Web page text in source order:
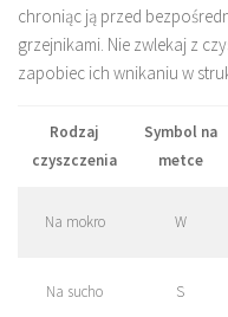
chroniąc ją przed
grzejnikami. Nie zwlekaj z
zapobiec ich wnikaniu w
Rodzaj
czyszczenia
Symbol na
metce
Na mokro W
Na sucho S